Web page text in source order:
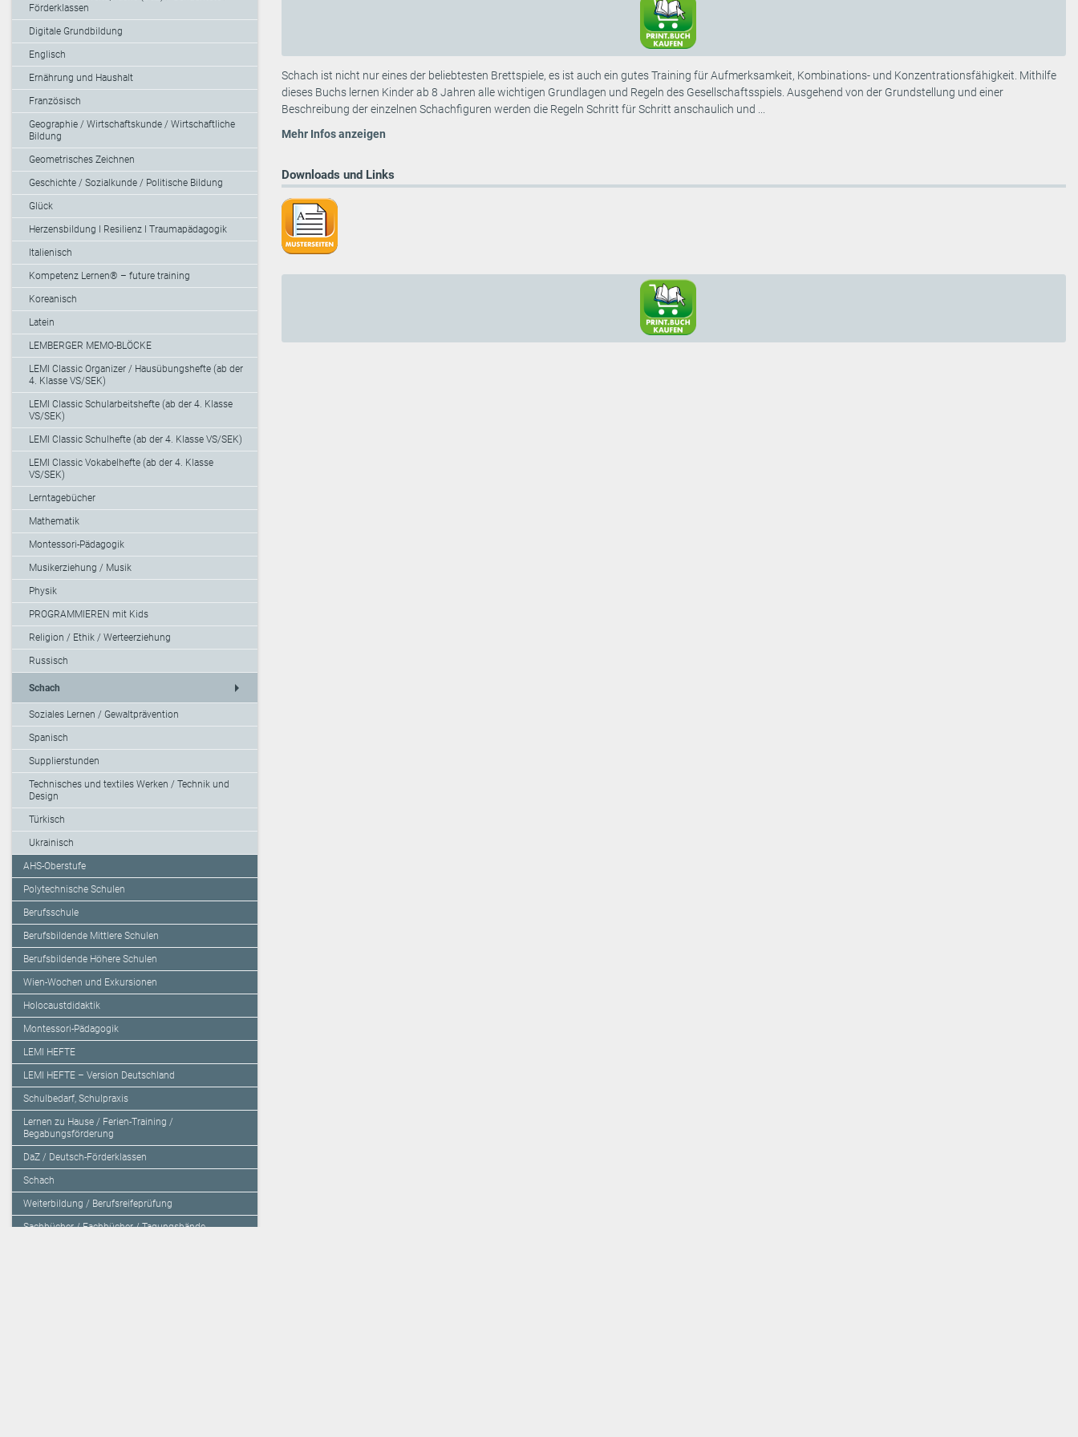
Förderklassen
Digitale Grundbildung
Englisch
Ernährung und Haushalt
Französisch
Geographie / Wirtschaftskunde / Wirtschaftliche
Bildung
Geometrisches Zeichnen
Geschichte / Sozialkunde / Politische Bildung
Glück
Herzensbildung I Resilienz I Traumapädagogik
Italienisch
Kompetenz Lernen® – future training
Koreanisch
Latein
LEMBERGER MEMO-BLÖCKE
LEMI Classic Organizer / Hausübungshefte (ab der
4. Klasse VS/SEK)
LEMI Classic Schularbeitshefte (ab der 4. Klasse
VS/SEK)
LEMI Classic Schulhefte (ab der 4. Klasse VS/SEK)
LEMI Classic Vokabelhefte (ab der 4. Klasse
VS/SEK)
Lerntagebücher
Mathematik
Montessori-Pädagogik
Musikerziehung / Musik
Physik
PROGRAMMIEREN mit Kids
Religion / Ethik / Werteerziehung
Russisch
Schach arrow_right
Soziales Lernen / Gewaltprävention
Spanisch
Supplierstunden
Technisches und textiles Werken / Technik und
Design
Türkisch
Ukrainisch
AHS-Oberstufe
Polytechnische Schulen
Berufsschule
Berufsbildende Mittlere Schulen
Berufsbildende Höhere Schulen
Wien-Wochen und Exkursionen
Holocaustdidaktik
Montessori-Pädagogik
LEMI HEFTE
LEMI HEFTE – Version Deutschland
Schulbedarf, Schulpraxis
Lernen zu Hause / Ferien-Training /
Begabungsförderung
DaZ / Deutsch-Förderklassen
Schach
Weiterbildung / Berufsreifeprüfung
Sachbücher / Fachbücher / Tagungsbände
Schach ist nicht nur eines der beliebtesten Brettspiele, es ist auch ein gutes Training für Aufmerksamkeit, Kombinations- und Konzentrationsfähigkeit. Mithilfe
dieses Buchs lernen Kinder ab 8 Jahren alle wichtigen Grundlagen und Regeln des Gesellschaftsspiels. Ausgehend von der Grundstellung und einer
Beschreibung der einzelnen Schachfiguren werden die Regeln Schritt für Schritt anschaulich und ...
Mehr Infos anzeigen
Downloads und Links